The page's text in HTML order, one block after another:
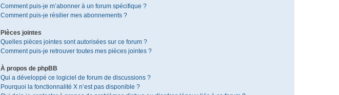
Comment puis-je m’abonner à un forum spécifique ?
Comment puis-je résilier mes abonnements ?
Pièces jointes
Quelles pièces jointes sont autorisées sur ce forum ?
Comment puis-je retrouver toutes mes pièces jointes ?
À propos de phpBB
Qui a développé ce logiciel de forum de discussions ?
Pourquoi la fonctionnalité X n’est pas disponible ?